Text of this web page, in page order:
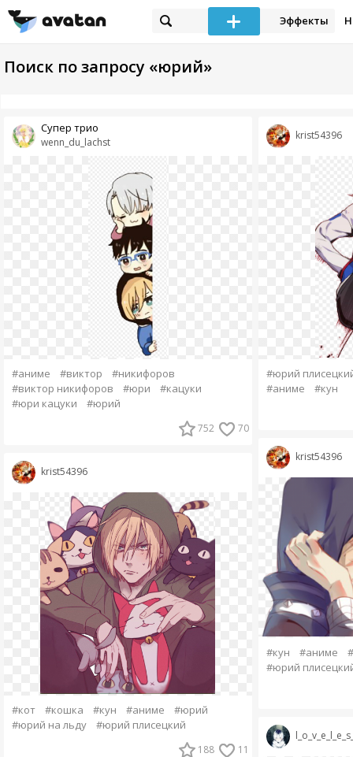
Эффекты
Поиск по запросу «юрий»
wenn_du_lachst
Супер трио
#аниме #виктор
#никифоров
#виктор никифоров
#юри
#кацуки
#юри кацуки
#юрий
752 70
krist54396
#кот #кошка #кун #аниме
#юрий
#юрий на льду
#юрий плисецкий
188 11
krist54396
#юрий
#аниме
#кун
krist54396
#кун #аниме
#юрий